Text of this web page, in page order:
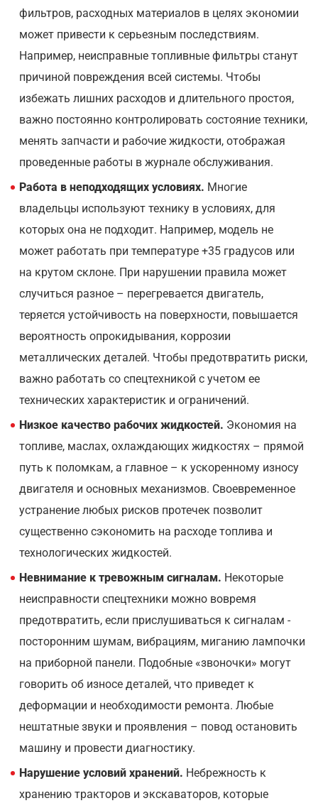
фильтров, расходных материалов в целях экономии
может привести к серьезным последствиям.
Например, неисправные топливные фильтры станут
причиной повреждения всей системы. Чтобы
избежать лишних расходов и длительного простоя,
важно постоянно контролировать состояние техники,
менять запчасти и рабочие жидкости, отображая
проведенные работы в журнале обслуживания.
Работа в неподходящих условиях. Многие
владельцы используют технику в условиях, для
которых она не подходит. Например, модель не
может работать при температуре +35 градусов или
на крутом склоне. При нарушении правила может
случиться разное – перегревается двигатель,
теряется устойчивость на поверхности, повышается
вероятность опрокидывания, коррозии
металлических деталей. Чтобы предотвратить риски,
важно работать со спецтехникой с учетом ее
технических характеристик и ограничений.
Низкое качество рабочих жидкостей. Экономия на
топливе, маслах, охлаждающих жидкостях – прямой
путь к поломкам, а главное – к ускоренному износу
двигателя и основных механизмов. Своевременное
устранение любых рисков протечек позволит
существенно сэкономить на расходе топлива и
технологических жидкостей.
Невнимание к тревожным сигналам. Некоторые
неисправности спецтехники можно вовремя
предотвратить, если прислушиваться к сигналам -
посторонним шумам, вибрациям, миганию лампочки
на приборной панели. Подобные «звоночки» могут
говорить об износе деталей, что приведет к
деформации и необходимости ремонта. Любые
нештатные звуки и проявления – повод остановить
машину и провести диагностику.
Нарушение условий хранений. Небрежность к
хранению тракторов и экскаваторов, которые